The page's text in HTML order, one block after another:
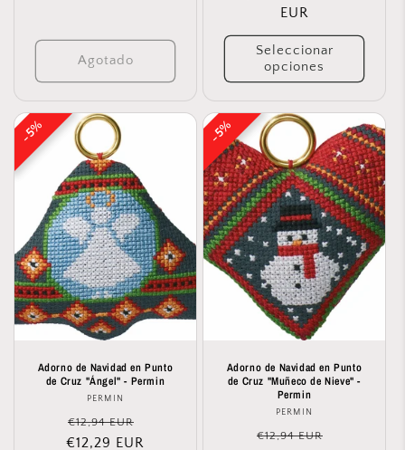
Agotado
EUR
Seleccionar
opciones
5%
5%
Adorno de Navidad en Punto
de Cruz "Ángel" - Permin
Proveedor:
PERMIN
Precio
habitual
€12,94 EUR
de
€12,29 EUR
5%
5%
Adorno de Navidad en Punto
de Cruz "Muñeco de Nieve" -
Permin
Proveedor:
PERMIN
Precio
€12,94 EUR